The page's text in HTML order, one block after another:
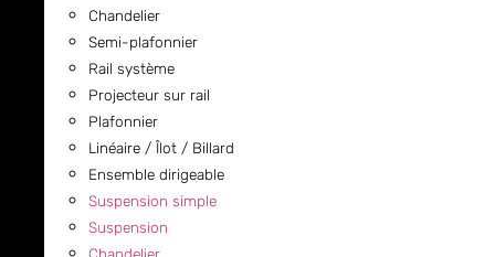
Chandelier
Semi-plafonnier
Rail système
Projecteur sur rail
Plafonnier
Linéaire / Îlot / Billard
Ensemble dirigeable
Suspension simple
Suspension